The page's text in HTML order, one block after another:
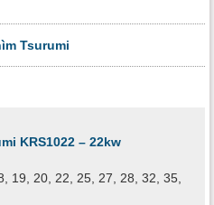
Tsurumi
KRS1022 – 22kw
19, 20, 22, 25, 27, 28, 32, 35,